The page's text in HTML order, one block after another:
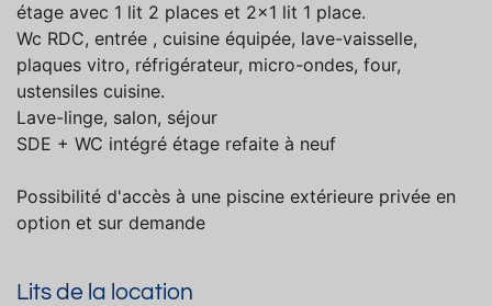
étage avec 1 lit 2 places et 2x1 lit 1 place.
Wc RDC, entrée , cuisine équipée, lave-vaisselle,
plaques vitro, réfrigérateur, micro-ondes, four,
ustensiles cuisine.
Lave-linge, salon, séjour
SDE + WC intégré étage refaite à neuf
Possibilité d'accès à une piscine extérieure privée en
option et sur demande
Lits de la location